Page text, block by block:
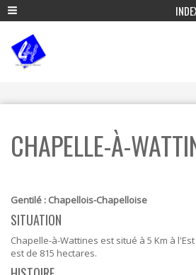
l
o
ADMINISTRATION & POLITIQUE
CADRE DE VIE & MOBILITÉ
ENVIRONNEMENT ET ENERGIE
VIVRE ENSEMBLE & SOLIDARITÉ
CHAPELLE-À-
Gentilé : Chapellois-Chapelloise
SITUATION
Chapelle-à-Wattines est situé à 5 Km à
est de 815 hectares.